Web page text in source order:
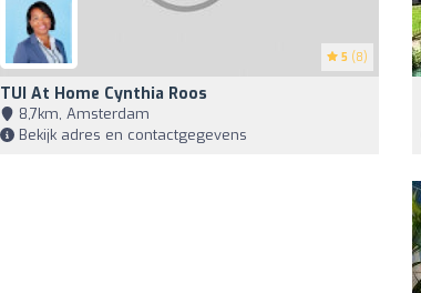
5 (8)
TUI At Home Cynthia Roos
8,7km, Amsterdam
Bekijk adres en contactgegevens